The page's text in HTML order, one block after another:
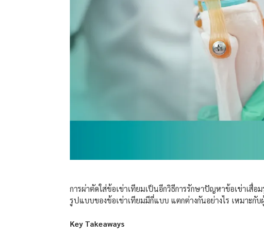
การผ่าตัดใส่ข้อเข่าเทียมเป็นอีกวิธีการรักษาปัญหาข้อเข่าเสื่อ
รูปแบบของข้อเข่าเทียมมีกี่แบบ แตกต่างกันอย่างไร เหมาะกั
Key Takeaways